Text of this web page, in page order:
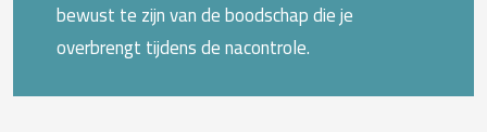
bewust te zijn van de boodschap die je
overbrengt tijdens de nacontrole.